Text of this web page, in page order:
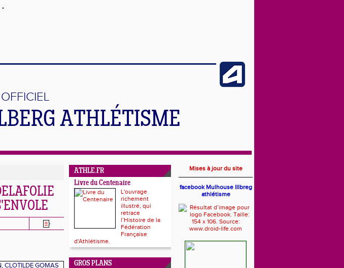
ATHLÉTISME
ATHLE.FR
Livre du Centenaire
L'ouvrage
richement
illustré, qui
retrace
l’Histoire de la
Fédération
Française
d'Athlétisme.
GROS PLANS
Mises à jour du site
facebook Mulhouse Illbreg
athlétisme